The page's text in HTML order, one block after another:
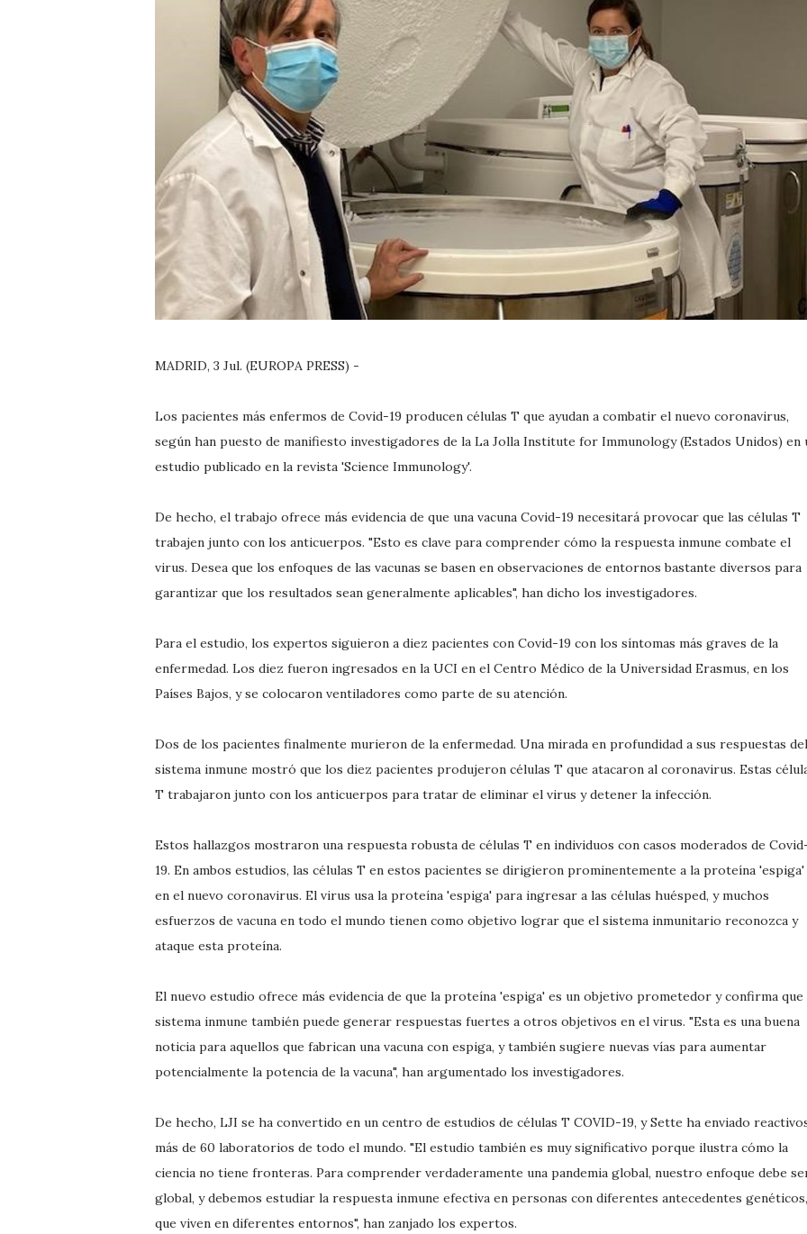
MADRID, 3 Jul. (EUROPA PRESS) -
Los pacientes más enfermos de Covid-19 producen células T que ayudan a combatir el nuevo coronavirus,
según han puesto de manifiesto investigadores de la La Jolla Institute for Immunology (Estados Unidos) en
estudio publicado en la revista 'Science Immunology'.
De hecho, el trabajo ofrece más evidencia de que una vacuna Covid-19 necesitará provocar que las células T
trabajen junto con los anticuerpos. "Esto es clave para comprender cómo la respuesta inmune combate el
virus. Desea que los enfoques de las vacunas se basen en observaciones de entornos bastante diversos para
garantizar que los resultados sean generalmente aplicables", han dicho los investigadores.
Para el estudio, los expertos siguieron a diez pacientes con Covid-19 con los síntomas más graves de la
enfermedad. Los diez fueron ingresados en la UCI en el Centro Médico de la Universidad Erasmus, en los
Países Bajos, y se colocaron ventiladores como parte de su atención.
Dos de los pacientes finalmente murieron de la enfermedad. Una mirada en profundidad a sus respuestas del
sistema inmune mostró que los diez pacientes produjeron células T que atacaron al coronavirus. Estas
T trabajaron junto con los anticuerpos para tratar de eliminar el virus y detener la infección.
Estos hallazgos mostraron una respuesta robusta de células T en individuos con casos moderados de
19. En ambos estudios, las células T en estos pacientes se dirigieron prominentemente a la proteína 'espiga'
en el nuevo coronavirus. El virus usa la proteína 'espiga' para ingresar a las células huésped, y muchos
esfuerzos de vacuna en todo el mundo tienen como objetivo lograr que el sistema inmunitario reconozca y
ataque esta proteína.
El nuevo estudio ofrece más evidencia de que la proteína 'espiga' es un objetivo prometedor y confirma que
sistema inmune también puede generar respuestas fuertes a otros objetivos en el virus. "Esta es una buena
noticia para aquellos que fabrican una vacuna con espiga, y también sugiere nuevas vías para aumentar
potencialmente la potencia de la vacuna", han argumentado los investigadores.
De hecho, LJI se ha convertido en un centro de estudios de células T COVID-19, y Sette ha enviado
más de 60 laboratorios de todo el mundo. "El estudio también es muy significativo porque ilustra cómo la
ciencia no tiene fronteras. Para comprender verdaderamente una pandemia global, nuestro enfoque debe
global, y debemos estudiar la respuesta inmune efectiva en personas con diferentes antecedentes genéticos,
que viven en diferentes entornos", han zanjado los expertos.